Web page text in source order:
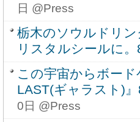
日 @Press
栃木のソウルドリ
リスタルシールに
この宇宙からボー
LAST(ギャラスト)
0日 @Press